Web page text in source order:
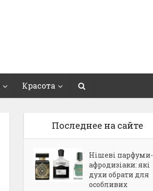
Красота
Последнее на сайте
Нішеві парфуми-
афродизіаки: які
духи обрати для
особливих